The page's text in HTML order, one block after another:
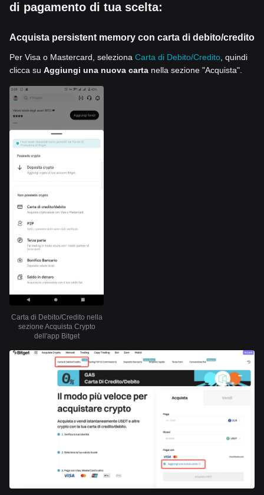
di pagamento di tua scelta:
Acquista persistent memory con carta di debito/credito
Per Visa o Mastercard, seleziona Carta di Debito/Credito , quindi
clicca su Aggiungi una nuova carta nella sezione "Acquista".
Carta di Debito/Credito nella
sezione Acquista Crypto
dell'app Bitget